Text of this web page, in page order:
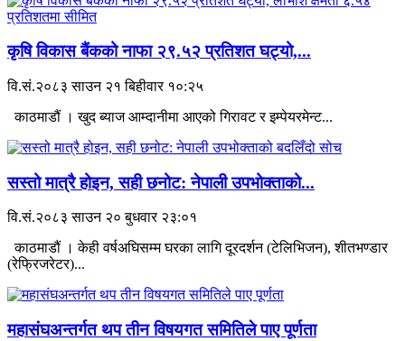
कृषि विकास बैंकको नाफा २९.५२ प्रतिशत घट्यो,...
वि.सं.२०८३ साउन २१ बिहीवार १०:२५
काठमाडौं । खुद ब्याज आम्दानीमा आएको गिरावट र इम्पेयरमेन्ट...
सस्तो मात्रै होइन, सही छनोट: नेपाली उपभोक्ताको...
वि.सं.२०८३ साउन २० बुधवार २३:०१
काठमाडौं । केही वर्षअघिसम्म घरका लागि दूरदर्शन (टेलिभिजन), शीतभण्डार
(रेफ्रिजरेटर)...
महासंघअन्तर्गत थप तीन विषयगत समितिले पाए पूर्णता